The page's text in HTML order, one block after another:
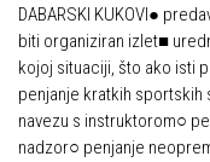
DABARSKI KUKOVI●
biti organiziran izlet■
kojoj situaciji, što ako isti
penjanje kratkih sportskih
navezu s instruktorom○
nadzor○ penjanje